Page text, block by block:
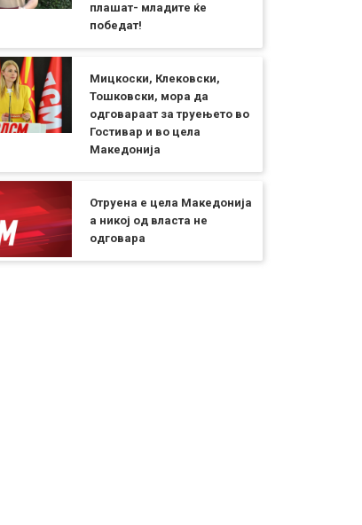
плашат- младите ќе
победат!
Мицкоски, Клековски,
Тошковски, мора да
одговараат за труењето во
Гостивар и во цела
Македонија
Отруена е цела Македонија
а никој од власта не
одговара